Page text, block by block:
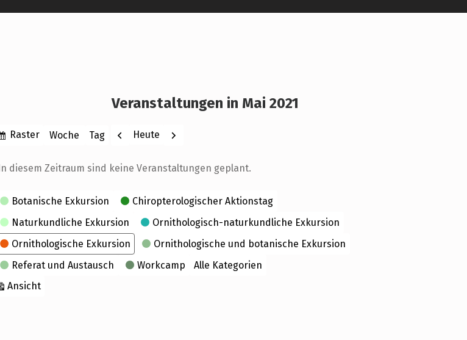
Veranstaltungen in Mai 2021
Anzeigen
Raster Woche Tag
Monat
Jahr
Zurück
Heute Weiter
diesem Zeitraum sind keine Veranstaltungen geplant.
Botanische Exkursion
Chiropterologischer Aktionstag
Naturkundliche Exkursion
Ornithologisch-naturkundliche Exkursion
Ornithologische Exkursion
Ornithologische und botanische Exkursion
Referat und Austausch
Workcamp
Alle Kategorien
Ansichtausdrucken